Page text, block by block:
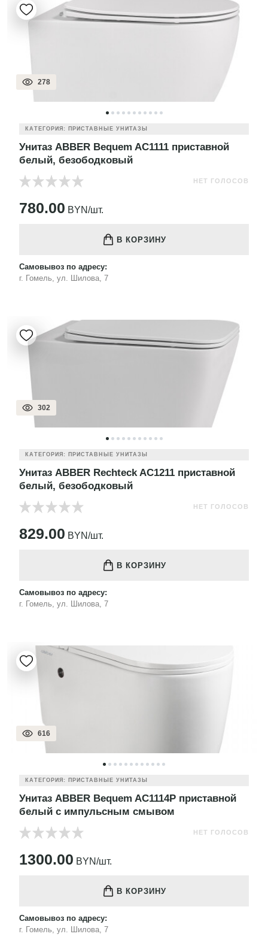
278
КАТЕГОРИЯ: ПРИСТАВНЫЕ УНИТАЗЫ
Унитаз ABBER Bequem AC1111 приставной
белый, безободковый
НЕТ ГОЛОСОВ
780.00 BYN/шт.
В КОРЗИНУ
Самовывоз по адресу:
г. Гомель, ул. Шилова, 7
302
КАТЕГОРИЯ: ПРИСТАВНЫЕ УНИТАЗЫ
Унитаз ABBER Rechteck AC1211 приставной
белый, безободковый
НЕТ ГОЛОСОВ
829.00 BYN/шт.
В КОРЗИНУ
Самовывоз по адресу:
г. Гомель, ул. Шилова, 7
616
КАТЕГОРИЯ: ПРИСТАВНЫЕ УНИТАЗЫ
Унитаз ABBER Bequem AC1114P приставной
белый с импульсным смывом
НЕТ ГОЛОСОВ
1300.00 BYN/шт.
В КОРЗИНУ
Самовывоз по адресу:
г. Гомель, ул. Шилова, 7